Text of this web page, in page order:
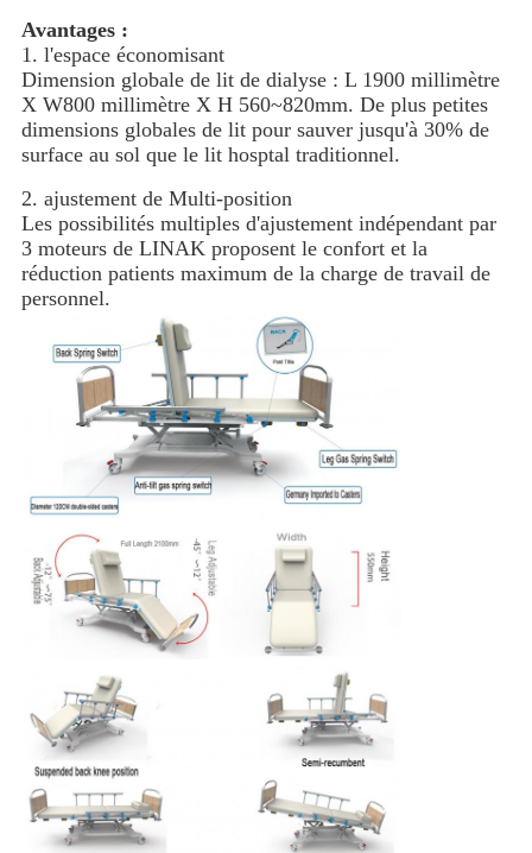
Avantages :
1. l'espace économisant
Dimension globale de lit de dialyse : L 1900 millimètre
X W800 millimètre X H 560~820mm. De plus petites
dimensions globales de lit pour sauver jusqu'à 30% de
surface au sol que le lit hosptal traditionnel.
2. ajustement de Multi-position
Les possibilités multiples d'ajustement indépendant par
3 moteurs de LINAK proposent le confort et la
réduction patients maximum de la charge de travail de
personnel.